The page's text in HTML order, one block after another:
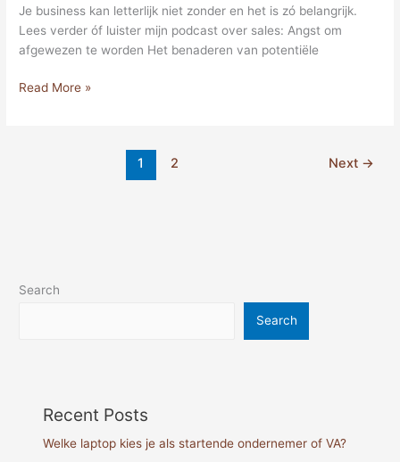
Je business kan letterlijk niet zonder en het is zó belangrijk.
Lees verder óf luister mijn podcast over sales: Angst om
afgewezen te worden Het benaderen van potentiële
Read More »
1 2 Next →
Search
Search
Recent Posts
Welke laptop kies je als startende ondernemer of VA?